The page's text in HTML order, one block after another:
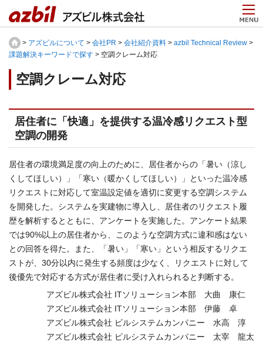
> アズビルについて > 会社PR > 会社紹介資料 > azbil Technical Review >
課題解決キーワードで探す > 空調クレーム対応
空調クレーム対応
居住者に「快適」を提供する温冷感リクエスト型
空調の開発
居住者の環境満足度の向上のために、居住者からの「暑い（涼し
くしてほしい）」「寒い（暖かくしてほしい）」といった温冷感
リクエストに対応して室温設定値を適切に変更する空調システム
を開発した。システムを実建物に導入し、居住者のリクエスト履
歴を解析するとともに、アンケートを実施した。アンケート結果
では90%以上の居住者から、このような空調方式に違和感はない
との回答を得た。また、「暑い」「寒い」という相反するリクエ
ストが、30分以内に発生する頻度は少なく、リクエストに対して
後優先で対応する方式が居住者に受け入れられると判断する。
アズビル株式会社 ITソリューション本部 大曲 康仁
アズビル株式会社 ITソリューション本部 伊藤 卓
アズビル株式会社 ビルシステムカンパニー 水高 淳
アズビル株式会社 ビルシステムカンパニー 太宰 龍太